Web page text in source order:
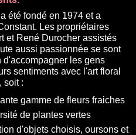
a été fondé en 1974 et a
Les propriétaires
et René Durocher assistés
aussi passionnée se sont
les gens
sentiments avec l'art floral
soit :
gamme de fleurs fraiches
de plantes vertes
d'objets choisis, oursons et